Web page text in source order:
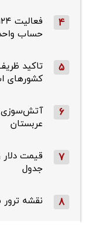
4
حساب
5
تاکید
کشورهای
6
آتش‌سوزی
عربستان
7
جدول
8 نقشه ترور